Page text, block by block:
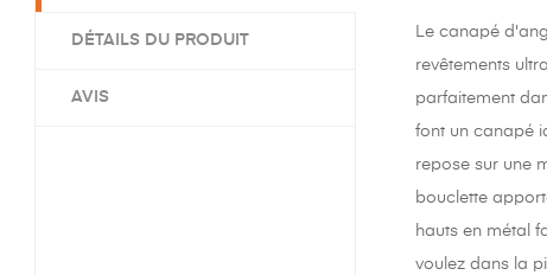
DÉTAILS DU PRODUIT
AVIS
Le canapé
revêtements
parfaitement
font un canapé
repose sur une
bouclette
hauts en métal
voulez dans la